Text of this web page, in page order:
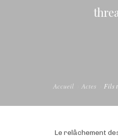
BLOG
CONTACTS/RDV
Accueil Actes Fils
Le relâchement